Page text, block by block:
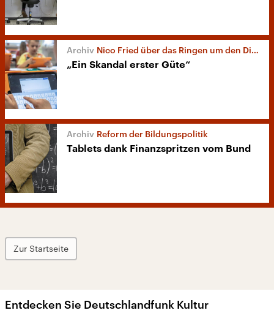
Nico Fried über das Ringen um den Digitalpakt
„Ein Skandal erster Güte“
Reform der Bildungspolitik
Tablets dank Finanzspritzen vom Bund
Zur Startseite
Entdecken Sie Deutschlandfunk Kultur